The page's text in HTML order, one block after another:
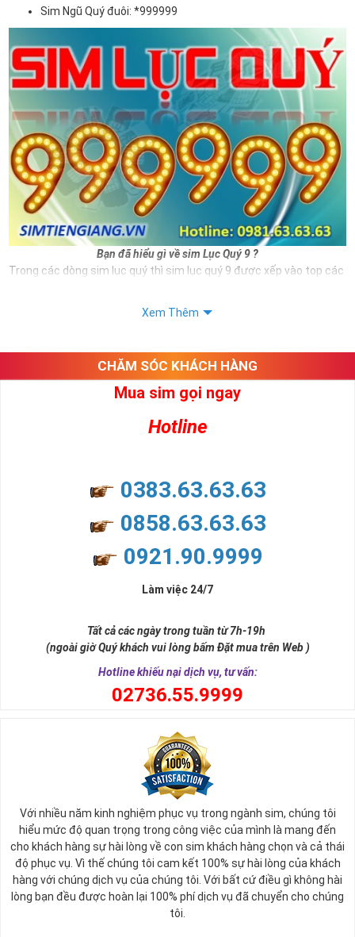
Sim Ngũ Quý đuôi: *999999
Bạn đã hiểu gì về sim Lục Quý 9 ?
Trong các dòng sim lục quý thì sim lục quý 9 được xếp vào top các
đẳng cấp cũng như vị thế của mình.
Sim Lục Quý 7 - "Sim Đẳng cấp - Số Doanh nhân"
Sim Lục Quý 9 có ý nghĩa gì?
Sim lục quý 9 gồm 6 số 9 năm đuôi số điện thoại ví như rồng cuộn,
Xa xưa số 9 còn là tiêu chí xây dựng lăng tẩm, vua chúa tiêu biểu
hồng mao. Bởi đây là con số đẹp nhất, quyền quý nhất trong tất cả
các số còn lại nó đại diện cho quyền lực, sức mạnh, sự kiêu hãnh
Sim Lục Quý 9 có ý nghĩa gì?
Xem Thêm
CHĂM SÓC KHÁCH HÀNG
Mua sim gọi ngay
Hotline
0383.63.63.63
0858.63.63.63
0921.90.9999
Làm việc 24/7
Tất cả các ngày trong tuần từ 7h-19h
(ngoài giờ Quý khách vui lòng bấm Đặt mua trên Web )
Hotline khiếu nại dịch vụ, tư vấn:
02736.55.9999
Với nhiều năm kinh nghiệm phục vụ trong ngành sim, chúng tôi
hiểu mức độ quan trọng trong công việc của mình là mang đến
cho khách hàng sự hài lòng về con sim khách hàng chọn và cả thái
độ phục vụ. Vì thế chúng tôi cam kết 100% sự hài lòng của khách
hàng với chúng dịch vụ của chúng tôi. Với bất cứ điều gì không hài
lòng bạn đều được hoàn lại 100% phí dịch vụ đã chuyển cho chúng
tôi.